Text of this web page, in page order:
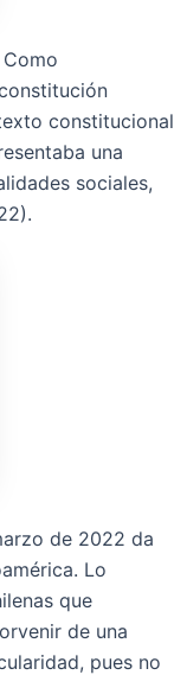
constitucional
una
sociales,
de 2022 da
Lo
que
de una
pues no